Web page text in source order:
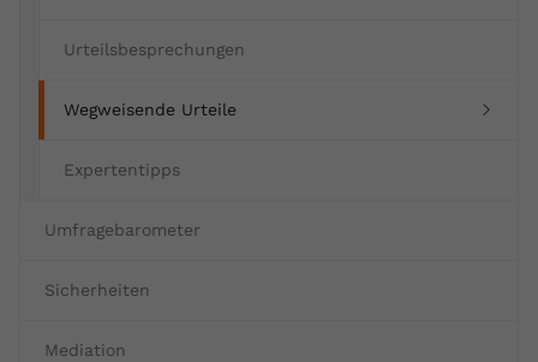
Urteilsbesprechungen
Wegweisende Urteile
Expertentipps
Umfragebarometer
Sicherheiten
Mediation
registriert eine eindeutige ID, um
gesehen hat.
Laufzeit